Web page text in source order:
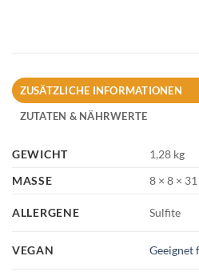
ZUSÄTZLICHE INFORMATIONEN
ZUTATEN & NÄHRWERTE
GEWICHT
1,28 kg
MASSE
8 × 8 ×
ALLERGENE Sulfite
VEGAN Geeignet